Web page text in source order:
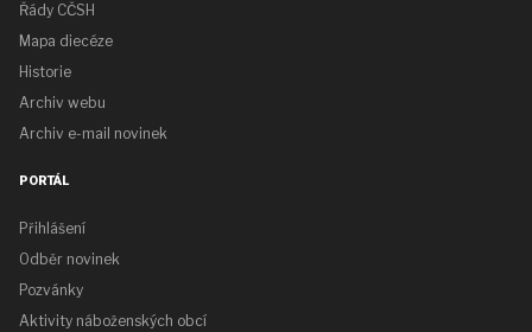
Řády CČSH
Mapa diecéze
Historie
Archiv webu
Archiv e-mail novinek
PORTÁL
Přihlášení
Odběr novinek
Pozvánky
Aktivity náboženských obcí